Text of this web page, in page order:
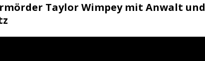
Taylor Wimpey mit Anwalt und